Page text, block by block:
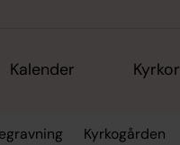
Kalender Kyrkor
Kyrkogården